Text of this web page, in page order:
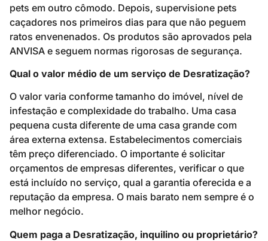
pets em outro cômodo. Depois, supervisione pets
caçadores nos primeiros dias para que não peguem
ratos envenenados. Os produtos são aprovados pela
ANVISA e seguem normas rigorosas de segurança.
Qual o valor médio de um serviço de Desratização?
O valor varia conforme tamanho do imóvel, nível de
infestação e complexidade do trabalho. Uma casa
pequena custa diferente de uma casa grande com
área externa extensa. Estabelecimentos comerciais
têm preço diferenciado. O importante é solicitar
orçamentos de empresas diferentes, verificar o que
está incluído no serviço, qual a garantia oferecida e a
reputação da empresa. O mais barato nem sempre é o
melhor negócio.
Quem paga a Desratização, inquilino ou proprietário?